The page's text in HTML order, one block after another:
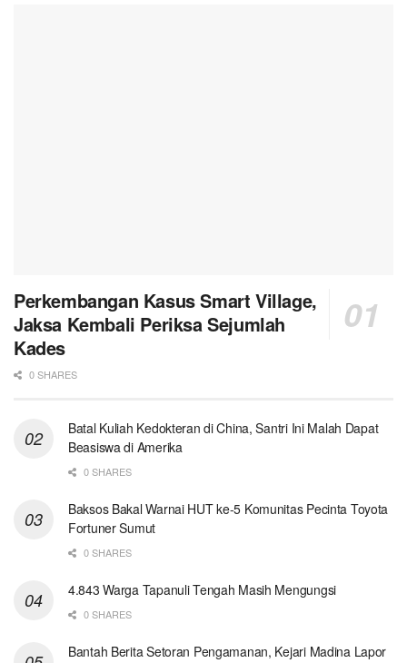
Perkembangan Kasus Smart Village,
Jaksa Kembali Periksa Sejumlah
Kades
0 SHARES
Batal Kuliah Kedokteran di China, Santri Ini Malah Dapat
Beasiswa di Amerika
0 SHARES
Baksos Bakal Warnai HUT ke-5 Komunitas Pecinta Toyota
Fortuner Sumut
0 SHARES
4.843 Warga Tapanuli Tengah Masih Mengungsi
0 SHARES
Bantah Berita Setoran Pengamanan, Kejari Madina Lapor